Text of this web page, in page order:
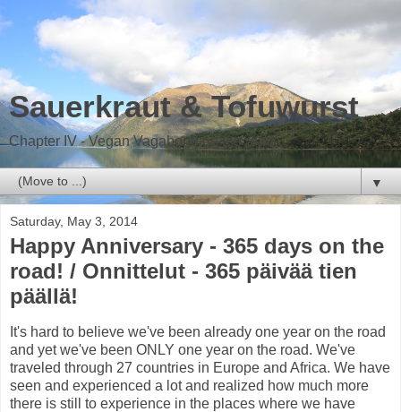
Sauerkraut & Tofuwurst
Chapter IV - Vegan Vagabond on the road
▼
Saturday, May 3, 2014
Happy Anniversary - 365 days on the
road! / Onnittelut - 365 päivää tien
päällä!
It's hard to believe we've been already one year on the road
and yet we've been ONLY one year on the road. We've
traveled through 27 countries in Europe and Africa. We have
seen and experienced a lot and realized how much more
there is still to experience in the places where we have